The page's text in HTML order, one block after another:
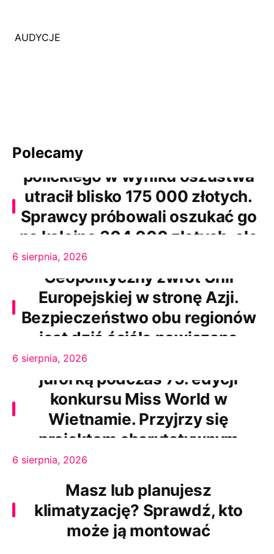
AUDYCJE
Polecamy
64- letni mieszkaniec powiatu
polickiego w wyniku oszustwa
utracił blisko 175 000 złotych.
Sprawcy próbowali oszukać go
na kolejne 304 000 złotych, ale
zostali zatrzymani
6 sierpnia, 2026
Geopolityczny zwrot Unii
Europejskiej w stronę Azji.
Bezpieczeństwo obu regionów
jest dziś ściśle powiązane
6 sierpnia, 2026
Karolina Bielawska będzie
jurorką podczas 75. edycji
konkursu Miss World w
Wietnamie. Przyjrzy się
projektom charytatywnym
6 sierpnia, 2026
Masz lub planujesz
klimatyzację? Sprawdź, kto
może ją montować